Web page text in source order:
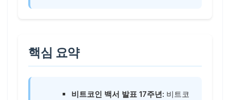
핵심 요약
비트코인 백서 발표 17주년: 비트코